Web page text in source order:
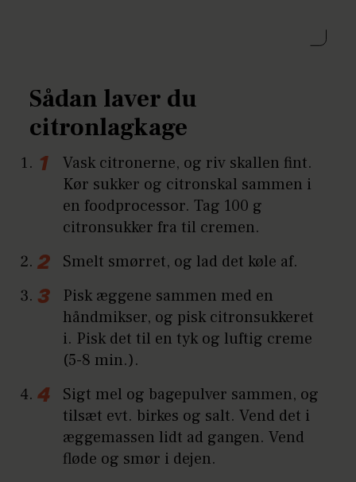
Sådan laver du
citronlagkage
Vask citronerne, og riv skallen fint.
Kør sukker og citronskal sammen i
en foodprocessor. Tag 100 g
citronsukker fra til cremen.
Smelt smørret, og lad det køle af.
Pisk æggene sammen med en
håndmikser, og pisk citronsukkeret
i. Pisk det til en tyk og luftig creme
(5-8 min.).
Sigt mel og bagepulver sammen, og
tilsæt evt. birkes og salt. Vend det i
æggemassen lidt ad gangen. Vend
fløde og smør i dejen.